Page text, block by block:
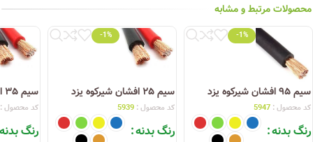
محصولات مرتبط و مشابه
-1%
سیم ۹۵ افشان شیرکوه یزد
کد محصول : 5947
رنگ بدنه
-1%
سیم ۲۵ افشان شیرکوه یزد
کد محصول : 5939
رنگ بدنه
سیم ۳۵ افشان شیرکوه یزد
کد محصول
رنگ بدنه